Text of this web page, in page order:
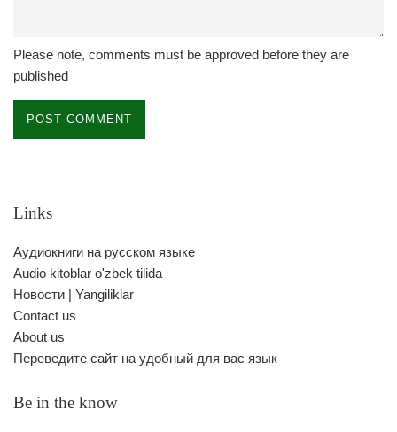
Please note, comments must be approved before they are
published
Links
Аудиокниги на русском языке
Audio kitoblar o'zbek tilida
Новости | Yangiliklar
Contact us
About us
Переведите сайт на удобный для вас язык
Be in the know